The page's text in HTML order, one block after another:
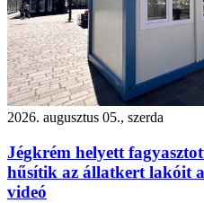
2026. augusztus 05., szerda
Jégkrém helyett
hűsítik az állatkert lakóit
videó